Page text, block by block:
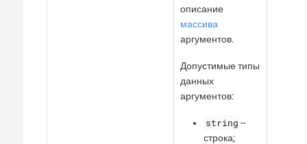
описание
массива
аргументов.
Допустимые типы
данных
аргументов:
string --
строка;